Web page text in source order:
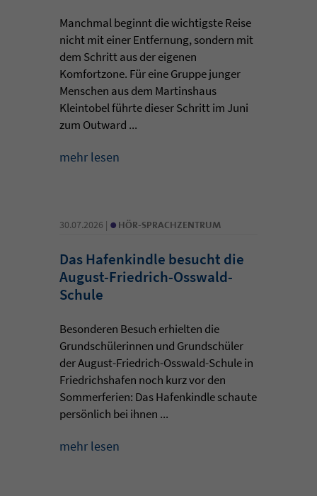
Manchmal beginnt die wichtigste Reise
nicht mit einer Entfernung, sondern mit
dem Schritt aus der eigenen
Komfortzone. Für eine Gruppe junger
Menschen aus dem Martinshaus
Kleintobel führte dieser Schritt im Juni
zum Outward ...
mehr lesen
30.07.2026 | • HÖR-SPRACHZENTRUM
Das Hafenkindle besucht die
August-Friedrich-Osswald-
Schule
Besonderen Besuch erhielten die
Grundschülerinnen und Grundschüler
der August-Friedrich-Osswald-Schule in
Friedrichshafen noch kurz vor den
Sommerferien: Das Hafenkindle schaute
persönlich bei ihnen ...
mehr lesen